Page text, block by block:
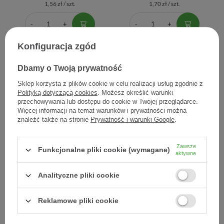
1,56 zł / szt. 1,70 zł / szt.
16,90 zł
1,69 zł / szt.
14,81 zł
1,48 zł / szt.
Konfiguracja zgód
Dbamy o Twoją prywatność
Sklep korzysta z plików cookie w celu realizacji usług zgodnie z
Polityką dotyczącą cookies. Możesz określić warunki
przechowywania lub dostępu do cookie w Twojej przeglądarce.
Więcej informacji na temat warunków i prywatności można
znaleźć także na stronie Prywatność i warunki Google.
Funkcjonalne pliki cookie (wymagane)
Zawsze
aktywne
Analityczne pliki cookie
Reklamowe pliki cookie